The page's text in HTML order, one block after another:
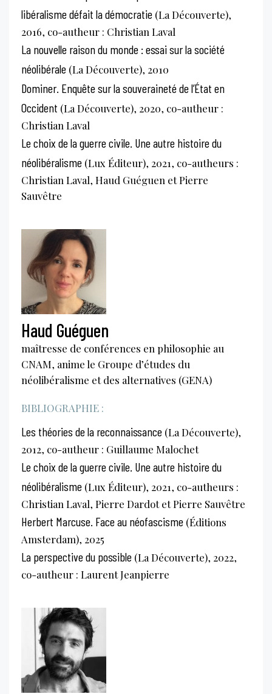
libéralisme défait la démocratie (La Découverte),
2016, co-autheur : Christian Laval
La nouvelle raison du monde : essai sur la société
néolibérale (La Découverte), 2010
Dominer. Enquête sur la souveraineté de l’État en
Occident (La Découverte), 2020, co-autheur :
Christian Laval
Le choix de la guerre civile. Une autre histoire du
néolibéralisme (Lux Éditeur), 2021, co-autheurs :
Christian Laval, Haud Guéguen et Pierre
Sauvêtre
Haud Guéguen
maîtresse de conférences en philosophie au
CNAM, anime le Groupe d’études du
néolibéralisme et des alternatives (GENA)
BIBLIOGRAPHIE :
Les théories de la reconnaissance (La Découverte),
2012, co-autheur : Guillaume Malochet
Le choix de la guerre civile. Une autre histoire du
néolibéralisme (Lux Éditeur), 2021, co-autheurs :
Christian Laval, Pierre Dardot et Pierre Sauvêtre
Herbert Marcuse. Face au néofascisme (Éditions
Amsterdam), 2025
La perspective du possible (La Découverte), 2022,
co-autheur : Laurent Jeanpierre